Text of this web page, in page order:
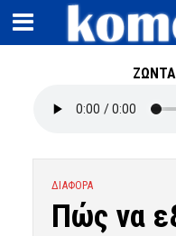
ΔΙΑΦΟΡΑ
Πώς να